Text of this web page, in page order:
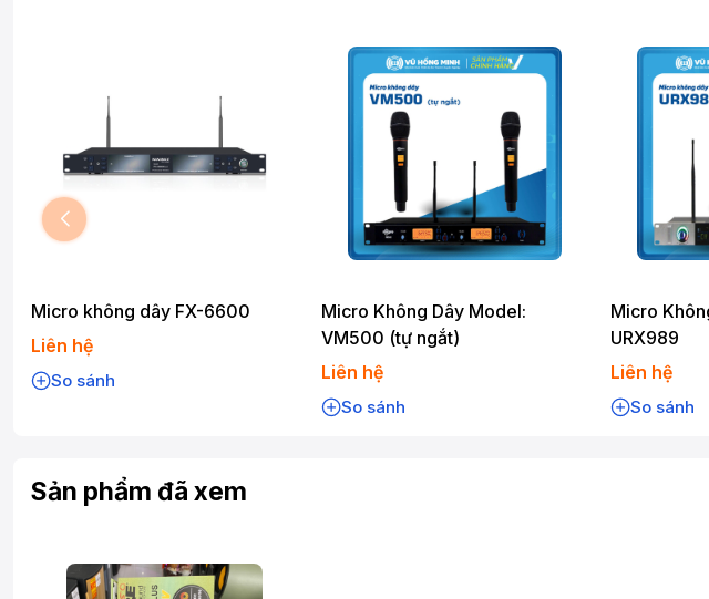
Micro không dây FX-6600
Liên hệ
So sánh
Micro Không Dây Model:
VM500 (tự ngắt)
Liên hệ
So sánh
Micro
URX989
Liên hệ
So sánh
Sản phẩm đã xem